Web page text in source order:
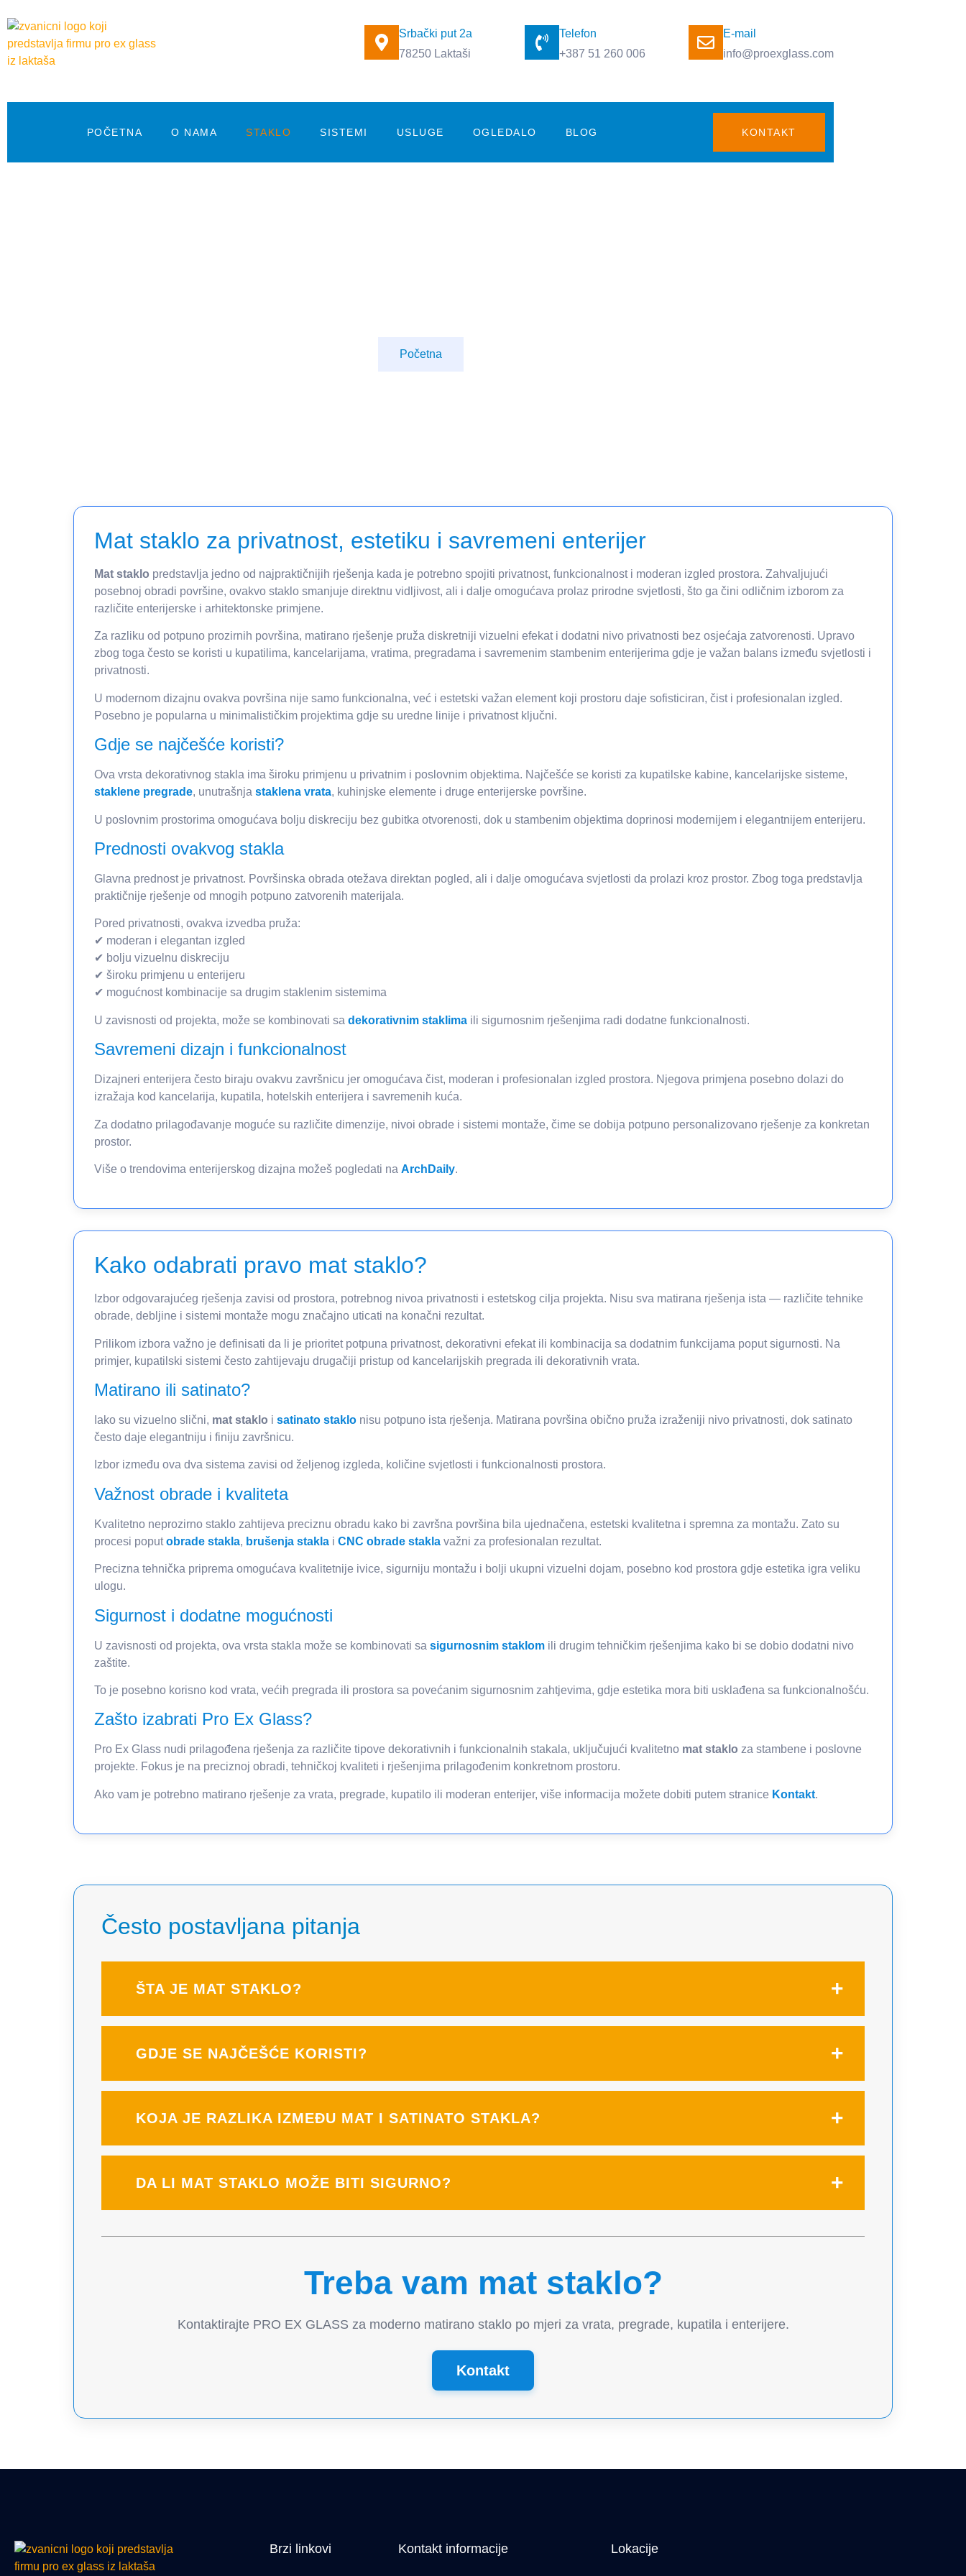
Srbački put 2a
78250 Laktaši
Telefon
+387 51 260 006
E-mail
info@proexglass.com
POČETNA O NAMA STAKLO SISTEMI USLUGE OGLEDALO BLOG KONTAKT
Početna
Mat staklo za privatnost, estetiku i savremeni enterijer
Mat staklo predstavlja jedno od najpraktičnijih rješenja kada je potrebno spojiti privatnost, funkcionalnost i moderan izgled prostora. Zahvaljujući
posebnoj obradi površine, ovakvo staklo smanjuje direktnu vidljivost, ali i dalje omogućava prolaz prirodne svjetlosti, što ga čini odličnim izborom za
različite enterijerske i arhitektonske primjene.
Za razliku od potpuno prozirnih površina, matirano rješenje pruža diskretniji vizuelni efekat i dodatni nivo privatnosti bez osjećaja zatvorenosti. Upravo
zbog toga često se koristi u kupatilima, kancelarijama, vratima, pregradama i savremenim stambenim enterijerima gdje je važan balans između svjetlosti i
privatnosti.
U modernom dizajnu ovakva površina nije samo funkcionalna, već i estetski važan element koji prostoru daje sofisticiran, čist i profesionalan izgled.
Posebno je popularna u minimalističkim projektima gdje su uredne linije i privatnost ključni.
Gdje se najčešće koristi?
Ova vrsta dekorativnog stakla ima široku primjenu u privatnim i poslovnim objektima. Najčešće se koristi za kupatilske kabine, kancelarijske sisteme,
staklene pregrade, unutrašnja staklena vrata, kuhinjske elemente i druge enterijerske površine.
U poslovnim prostorima omogućava bolju diskreciju bez gubitka otvorenosti, dok u stambenim objektima doprinosi modernijem i elegantnijem enterijeru.
Prednosti ovakvog stakla
Glavna prednost je privatnost. Površinska obrada otežava direktan pogled, ali i dalje omogućava svjetlosti da prolazi kroz prostor. Zbog toga predstavlja
praktičnije rješenje od mnogih potpuno zatvorenih materijala.
Pored privatnosti, ovakva izvedba pruža:
✔ moderan i elegantan izgled
✔ bolju vizuelnu diskreciju
✔ široku primjenu u enterijeru
✔ mogućnost kombinacije sa drugim staklenim sistemima
U zavisnosti od projekta, može se kombinovati sa dekorativnim staklima ili sigurnosnim rješenjima radi dodatne funkcionalnosti.
Savremeni dizajn i funkcionalnost
Dizajneri enterijera često biraju ovakvu završnicu jer omogućava čist, moderan i profesionalan izgled prostora. Njegova primjena posebno dolazi do
izražaja kod kancelarija, kupatila, hotelskih enterijera i savremenih kuća.
Za dodatno prilagođavanje moguće su različite dimenzije, nivoi obrade i sistemi montaže, čime se dobija potpuno personalizovano rješenje za konkretan
prostor.
Više o trendovima enterijerskog dizajna možeš pogledati na ArchDaily.
Kako odabrati pravo mat staklo?
Izbor odgovarajućeg rješenja zavisi od prostora, potrebnog nivoa privatnosti i estetskog cilja projekta. Nisu sva matirana rješenja ista — različite tehnike
obrade, debljine i sistemi montaže mogu značajno uticati na konačni rezultat.
Prilikom izbora važno je definisati da li je prioritet potpuna privatnost, dekorativni efekat ili kombinacija sa dodatnim funkcijama poput sigurnosti. Na
primjer, kupatilski sistemi često zahtijevaju drugačiji pristup od kancelarijskih pregrada ili dekorativnih vrata.
Matirano ili satinato?
Iako su vizuelno slični, mat staklo i satinato staklo nisu potpuno ista rješenja. Matirana površina obično pruža izraženiji nivo privatnosti, dok satinato
često daje elegantniju i finiju završnicu.
Izbor između ova dva sistema zavisi od željenog izgleda, količine svjetlosti i funkcionalnosti prostora.
Važnost obrade i kvaliteta
Kvalitetno neprozirno staklo zahtijeva preciznu obradu kako bi završna površina bila ujednačena, estetski kvalitetna i spremna za montažu. Zato su
procesi poputobrade stakla, brušenja stakla i CNC obrade stakla važni za profesionalan rezultat.
Precizna tehnička priprema omogućava kvalitetnije ivice, sigurniju montažu i bolji ukupni vizuelni dojam, posebno kod prostora gdje estetika igra veliku
ulogu.
Sigurnost i dodatne mogućnosti
U zavisnosti od projekta, ova vrsta stakla može se kombinovati sa sigurnosnim staklom ili drugim tehničkim rješenjima kako bi se dobio dodatni nivo
zaštite.
To je posebno korisno kod vrata, većih pregrada ili prostora sa povećanim sigurnosnim zahtjevima, gdje estetika mora biti usklađena sa funkcionalnošću.
Zašto izabrati Pro Ex Glass?
Pro Ex Glass nudi prilagođena rješenja za različite tipove dekorativnih i funkcionalnih stakala, uključujući kvalitetno mat staklo za stambene i poslovne
projekte. Fokus je na preciznoj obradi, tehničkoj kvaliteti i rješenjima prilagođenim konkretnom prostoru.
Ako vam je potrebno matirano rješenje za vrata, pregrade, kupatilo ili moderan enterijer, više informacija možete dobiti putem stranice Kontakt.
Često postavljana pitanja
ŠTA JE MAT STAKLO?
GDJE SE NAJČEŠĆE KORISTI?
KOJA JE RAZLIKA IZMEĐU MAT I SATINATO STAKLA?
DA LI MAT STAKLO MOŽE BITI SIGURNO?
Treba vam mat staklo?
Kontaktirajte PRO EX GLASS za moderno matirano staklo po mjeri za vrata, pregrade, kupatila i enterijere.
Kontakt
Brzi linkovi Kontakt informacije Lokacije